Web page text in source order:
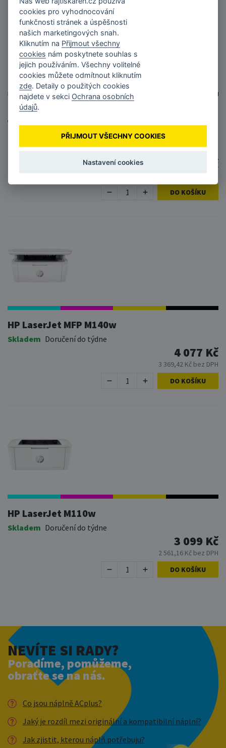
Eaton 3P Ellipse UPS USB FR, 700 VA, 420 W,
Vstup: C14, Výstupy: (3) Typ E, (1) Pouze
přepěťová ochrana Typ E
Skladem Doručení do týdne
3 252 Kč
DO KOŠÍKU
HP LaserJet MFP M140w
Skladem Doručení do týdne
4 077 Kč
3 369,42 Kč bez DPH
DO KOŠÍKU
HP LaserJet M110w
Skladem Doručení do týdne
3 099 Kč
2 561,16 Kč bez DPH
DO KOŠÍKU
NEVÍTE SI RADY?
Poradíme, pomůžeme,
obraťte se na nás.
Co jsou náplně ACplus?
Jaký je rozdíl mezi originální a kompatibilní náplní?
Jak zjistit, kterou náplň potřebuju?
cookies pro vyhodnocování
funkčnosti stránek a úspěšnosti
našich marketingových snah.
Kliknutím na Přijmout všechny
cookies nám poskytnete souhlas s
jejich používáním. Všechny volitelné
cookies můžete odmítnout kliknutím
zde . Detaily o použitých cookies
najdete v sekci Ochrana osobních
údajů
PŘIJMOUT VŠECHNY COOKIES
Nastavení cookies